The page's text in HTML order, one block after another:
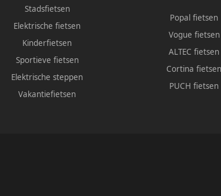
Stadsfietsen
Elektrische fietsen
Kinderfietsen
Sportieve fietsen
Elektrische steppen
Vakantiefietsen
Popal fietsen
Vogue fietsen
ALTEC fietsen
Cortina fietsen
PUCH fietsen